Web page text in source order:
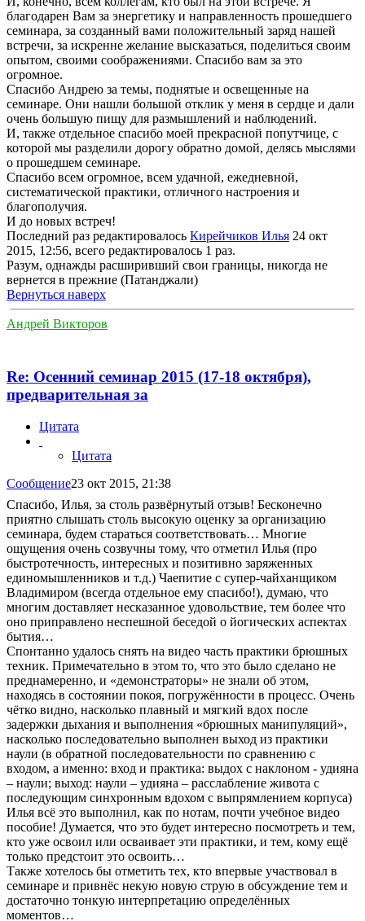
благодарен Вам за энергетику и направленность прошедшего
семинара, за созданный вами положительный заряд нашей
встречи, за искренне желание высказаться, поделиться своим
опытом, своими соображениями. Спасибо вам за это
огромное.
Спасибо Андрею за темы, поднятые и освещенные на
семинаре. Они нашли большой отклик у меня в сердце и дали
очень большую пищу для размышлений и наблюдений.
И, также отдельное спасибо моей прекрасной попутчице, с
которой мы разделили дорогу обратно домой, делясь мыслями
о прошедшем семинаре.
Спасибо всем огромное, всем удачной, ежедневной,
систематической практики, отличного настроения и
благополучия.
И до новых встреч!
Последний раз редактировалось Кирейчиков Илья 24 окт
2015, 12:56, всего редактировалось 1 раз.
Разум, однажды расширивший свои границы, никогда не
вернется в прежние (Патанджали)
Вернуться наверх
Андрей Викторов
Re: Осенний семинар 2015 (17-18 октября),
предварительная за
Цитата
Цитата
Сообщение23 окт 2015, 21:38
Спасибо, Илья, за столь развёрнутый отзыв! Бесконечно
приятно слышать столь высокую оценку за организацию
семинара, будем стараться соответствовать… Многие
ощущения очень созвучны тому, что отметил Илья (про
быстротечность, интересных и позитивно заряженных
единомышленников и т.д.) Чаепитие с супер-чайханщиком
Владимиром (всегда отдельное ему спасибо!), думаю, что
многим доставляет несказанное удовольствие, тем более что
оно приправлено неспешной беседой о йогических аспектах
бытия…
Спонтанно удалось снять на видео часть практики брюшных
техник. Примечательно в этом то, что это было сделано не
преднамеренно, и «демонстраторы» не знали об этом,
находясь в состоянии покоя, погружённости в процесс. Очень
чётко видно, насколько плавный и мягкий вдох после
задержки дыхания и выполнения «брюшных манипуляций»,
насколько последовательно выполнен выход из практики
наули (в обратной последовательности по сравнению с
входом, а именно: вход и практика: выдох с наклоном - удияна
– наули; выход: наули – удияна – расслабление живота с
последующим синхронным вдохом с выпрямлением корпуса)
Илья всё это выполнил, как по нотам, почти учебное видео
пособие! Думается, что это будет интересно посмотреть и тем,
кто уже освоил или осваивает эти практики, и тем, кому ещё
только предстоит это освоить…
Также хотелось бы отметить тех, кто впервые участвовал в
семинаре и привнёс некую новую струю в обсуждение тем и
достаточно тонкую интерпретацию определённых
моментов…